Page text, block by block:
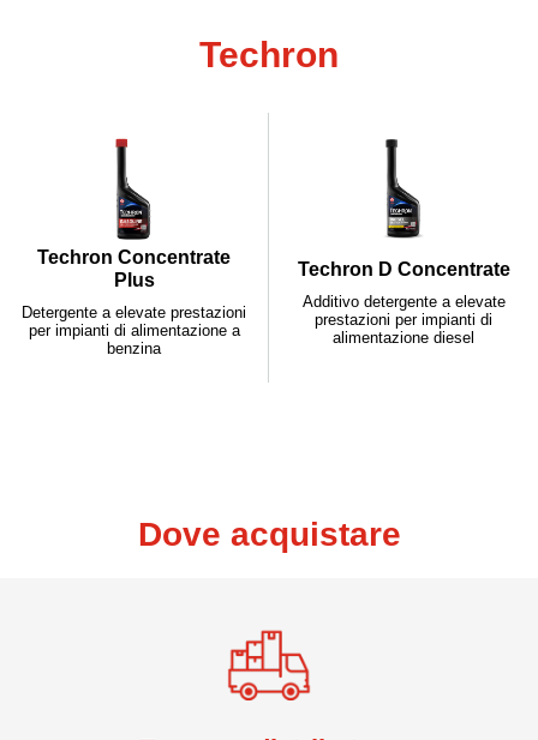
Techron
Techron Concentrate
Plus
Detergente a elevate prestazioni
per impianti di alimentazione a
benzina
Techron D Concentrate
Additivo detergente a elevate
prestazioni per impianti di
alimentazione diesel
Dove acquistare